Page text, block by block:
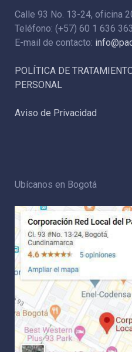
Calle 93 No. 13-24, oficina
Teléfono: (+57) 60 1 636
E-mail de contacto:
POLÍTICA DE
PERSONAL
Aviso de Privacidad
Ubícanos en Bogotá